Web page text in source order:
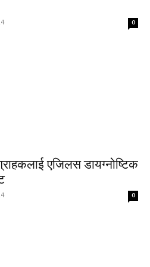
0
एजिलस डायग्नोष्टिक
0